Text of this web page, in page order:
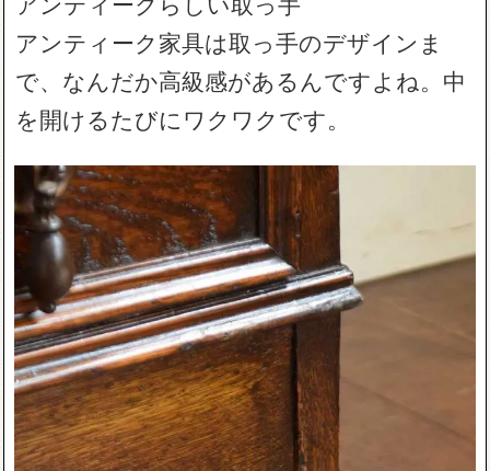
アンティーク家具は取っ手のデザインま
で、なんだか高級感があるんですよね。中
を開けるたびにワクワクです。